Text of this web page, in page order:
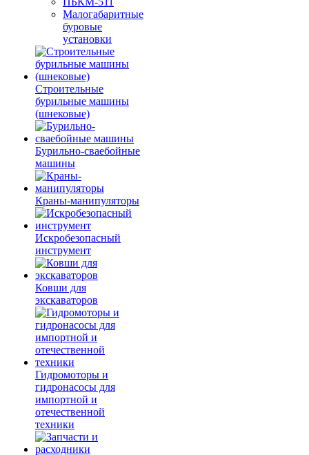
Малогабаритные
буровые
установки
Строительные
бурильные машины
(шнековые)
Бурильно-сваебойные
машины
Краны-манипуляторы
Искробезопасный
инструмент
Ковши для
экскаваторов
Гидромоторы и
гидронасосы для
импортной и
отечественной
техники